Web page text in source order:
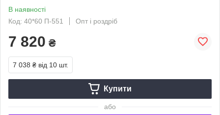
В наявності
Код: 40*60 П-551
Опт і роздріб
7 820 ₴
7 038 ₴ від 10 шт.
Купити
або